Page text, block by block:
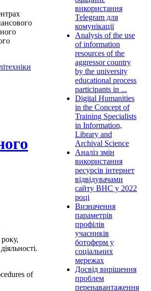
of
використання
Telegram для
комунікації
Analysis of the use
of information
resources of the
aggressor country
by the university
educational process
participants in ...
Digital Humanities
in the Concept of
Training Specialists
in Information,
Library and
Archival Science
Аналіз змін
використання
ресурсів інтернет
відвідувачами
сайту ВНС у 2022
році
Визначення
параметрів
профілів
учасників
ботоферм у
соціальних
мережах
Досвід вирішення
проблем
перенавантаження